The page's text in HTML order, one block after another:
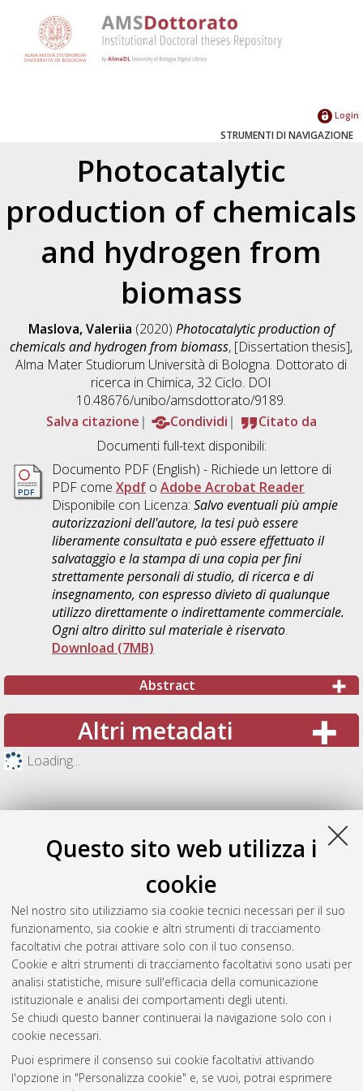
Questo sito web utilizza i
cookie
Nel nostro sito utilizziamo sia cookie tecnici necessari per il suo
funzionamento, sia cookie e altri strumenti di tracciamento
facoltativi che potrai attivare solo con il tuo consenso.
Cookie e altri strumenti di tracciamento facoltativi sono usati per
analisi statistiche, misure sull'efficacia della comunicazione
istituzionale e analisi dei comportamenti degli utenti.
Se chiudi questo banner continuerai la navigazione solo con i
cookie necessari.
Puoi esprimere il consenso sui cookie facoltativi attivando
l'opzione in "Personalizza cookie" e, se vuoi, potrai esprimere
Login
STRUMENTI DI NAVIGAZIONE
Photocatalytic
production of chemicals
and hydrogen from
biomass
Maslova, Valeriia (2020) Photocatalytic production of
chemicals and hydrogen from biomass, [Dissertation thesis],
Alma Mater Studiorum Università di Bologna. Dottorato di
ricerca in Chimica, 32 Ciclo. DOI
10.48676/unibo/amsdottorato/9189.
Salva citazione
Condividi
Citato da
Documenti full-text disponibili:
Documento PDF(English) - Richiede un lettore di
PDF come Xpdfo Adobe Acrobat Reader
Disponibile con Licenza: Salvo eventuali più ampie
autorizzazioni dell'autore, la tesi può essere
liberamente consultata e può essere effettuato il
salvataggio e la stampa di una copia per fini
strettamente personali di studio, di ricerca e di
insegnamento, con espresso divieto di qualunque
utilizzo direttamente o indirettamente commerciale.
Ogni altro diritto sul materiale è riservato.
Download (7MB)
Abstract
Altri metadati
Loading...
Gestione del documento:
Atom
Rss 1.0